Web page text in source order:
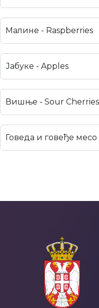
Малине - Raspberries
Јабуке - Apples
Вишње - Sour Cherries
Говеда и говеђе